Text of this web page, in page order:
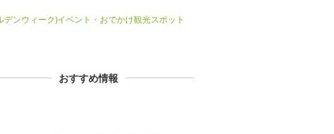
デンウィーク)イベント・おでかけ観光スポット
おすすめ情報